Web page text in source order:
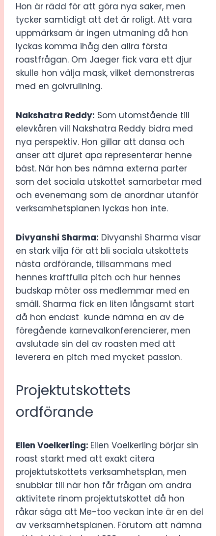
Hon är rädd för att göra nya saker, men
tycker samtidigt att det är roligt. Att vara
uppmärksam är ingen utmaning då hon
lyckas komma ihåg den allra första
roastfrågan. Om Jaeger fick vara ett djur
skulle hon välja mask, vilket demonstreras
med en golvrullning.
Nakshatra Reddy: Som utomstående till
elevkåren vill Nakshatra Reddy bidra med
nya perspektiv. Hon gillar att dansa och
anser att djuret apa representerar henne
bäst. När hon bes nämna externa parter
som det sociala utskottet samarbetar med
och evenemang som de anordnar utanför
verksamhetsplanen lyckas hon inte.
Divyanshi Sharma: Divyanshi Sharma visar
en stark vilja för att bli sociala utskottets
nästa ordförande, tillsammans med
hennes kraftfulla pitch och hur hennes
budskap möter oss medlemmar med en
smäll. Sharma fick en liten långsamt start
då hon endast kunde nämna en av de
föregående karnevalkonferencierer, men
avslutade sin del av roasten med att
leverera en pitch med mycket passion.
Projektutskottets
ordförande
Ellen Voelkerling: Ellen Voelkerling börjar sin
roast starkt med att exakt citera
projektutskottets verksamhetsplan, men
snubblar till när hon får frågan om andra
aktivitete rinom projektutskottet då hon
råkar säga att Me-too veckan inte är en del
av verksamhetsplanen. Förutom att nämna